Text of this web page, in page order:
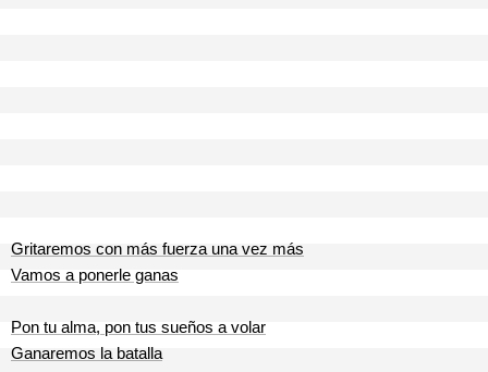
Gritaremos con más fuerza una vez más
Vamos a ponerle ganas
Pon tu alma, pon tus sueños a volar
Ganaremos la batalla